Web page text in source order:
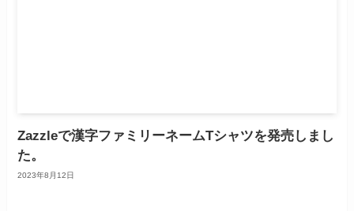
Zazzleで漢字ファミリーネームTシャツを発売しまし
た。
2023年8月12日